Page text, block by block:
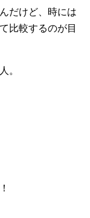
だけど、時には
比較するのが目
。